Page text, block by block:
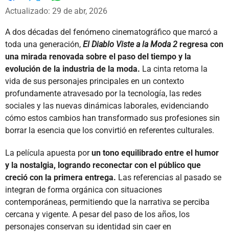
Facebook
X
Actualizado: 29 de abr, 2026
A dos décadas del fenómeno cinematográfico que marcó a
toda una generación, El Diablo Viste a la Moda 2 regresa con
una mirada renovada sobre el paso del tiempo y la
evolución de la industria de la moda. La cinta retoma la
vida de sus personajes principales en un contexto
profundamente atravesado por la tecnología, las redes
sociales y las nuevas dinámicas laborales, evidenciando
cómo estos cambios han transformado sus profesiones sin
borrar la esencia que los convirtió en referentes culturales.
La película apuesta porun tono equilibrado entre el humor
y la nostalgia, logrando reconectar con el público que
creció con la primera entrega. Las referencias al pasado se
integran de forma orgánica con situaciones
contemporáneas, permitiendo que la narrativa se perciba
cercana y vigente. A pesar del paso de los años, los
personajes conservan su identidad sin caer en